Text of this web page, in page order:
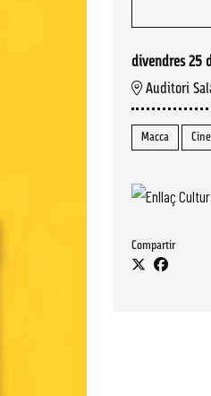
divendres 25
Auditori
Macca
Compartir